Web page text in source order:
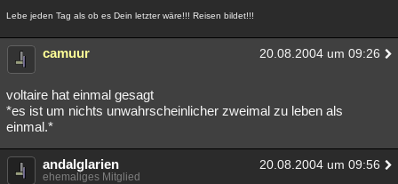
Lebe jeden Tag als ob es Dein letzter wäre!!! Reisen bildet!!!
camuur 20.08.2004 um 09:26
voltaire hat einmal gesagt
*es ist um nichts unwahrscheinlicher zweimal zu leben als
einmal.*
andalglarien 20.08.2004 um 09:56
ehemaliges Mitglied